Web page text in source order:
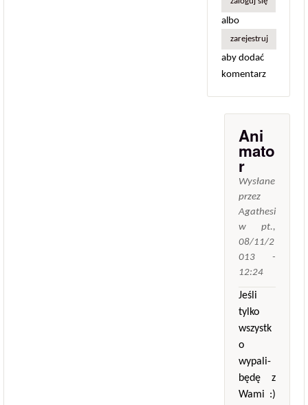
zaloguj się
albo
zarejestruj
aby dodać
komentarz
Ani
mato
r
Wysłane
przez
Agathesi
w pt.,
08/11/2
013 -
12:24
Jeśli
tylko
wszystk
o
wypali-
będę z
Wami :)